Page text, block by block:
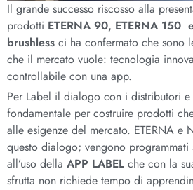
Il grande successo riscosso alla
prodotti ETERNA 90, ETERNA 150
brushless ci ha confermato che sono
che il mercato vuole: tecnologia
controllabile con una app.
Per Label il dialogo con i distributori
fondamentale per costruire prodotti
alle esigenze del mercato. ETERNA e
questo dialogo; vengono programmati
all’uso della APP LABEL che con la
sfrutta non richiede tempo di